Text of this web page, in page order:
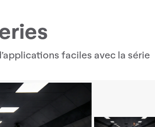
faciles avec la série